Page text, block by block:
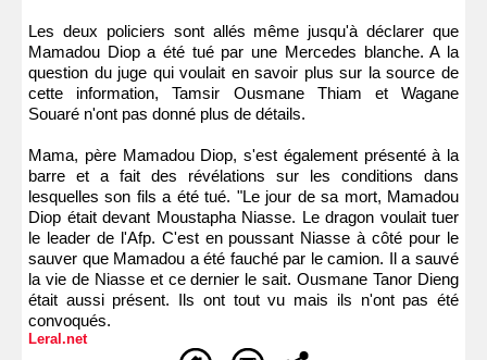
Les deux policiers sont allés même jusqu'à déclarer que
Mamadou Diop a été tué par une Mercedes blanche. A la
question du juge qui voulait en savoir plus sur la source de
cette information, Tamsir Ousmane Thiam et Wagane
Souaré n'ont pas donné plus de détails.
Mama, père Mamadou Diop, s'est également présenté à la
barre et a fait des révélations sur les conditions dans
lesquelles son fils a été tué. "Le jour de sa mort, Mamadou
Diop était devant Moustapha Niasse. Le dragon voulait tuer
le leader de l'Afp. C'est en poussant Niasse à côté pour le
sauver que Mamadou a été fauché par le camion. Il a sauvé
la vie de Niasse et ce dernier le sait. Ousmane Tanor Dieng
était aussi présent. Ils ont tout vu mais ils n'ont pas été
convoqués.
Leral.net